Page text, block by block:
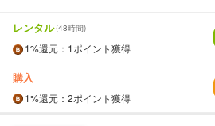
レンタル(48時間)
1%還元 ：1ポイント獲得
購入
1%還元 ：2ポイント獲得